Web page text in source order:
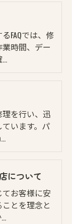
FAQでは、修
時間、デー
…
を行い、迅
います。パ
について
お客様に安
とを理念と